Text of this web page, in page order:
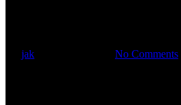
jak No Comments